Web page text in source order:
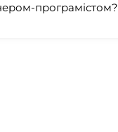
програмістом?